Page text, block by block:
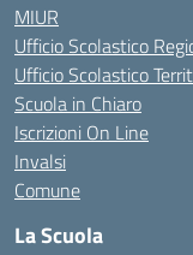
MIUR
Ufficio Scolastico
Ufficio Scolastico
Scuola in Chiaro
Iscrizioni On Line
Invalsi
Comune
La Scuola